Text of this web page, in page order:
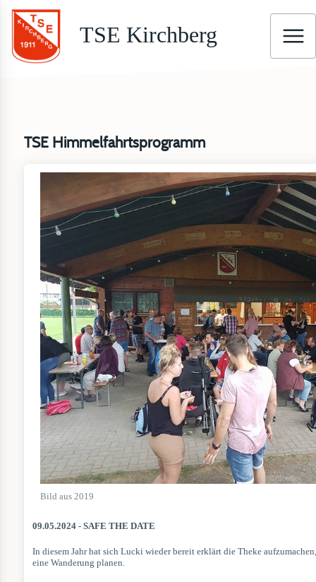
TSE Kirchberg
TSE Himmelfahrtsprogramm
Bild aus 2019
09.05.2024 - SAFE THE DATE
In diesem Jahr hat sich Lucki wieder bereit erklärt die Theke
eine Wanderung planen.